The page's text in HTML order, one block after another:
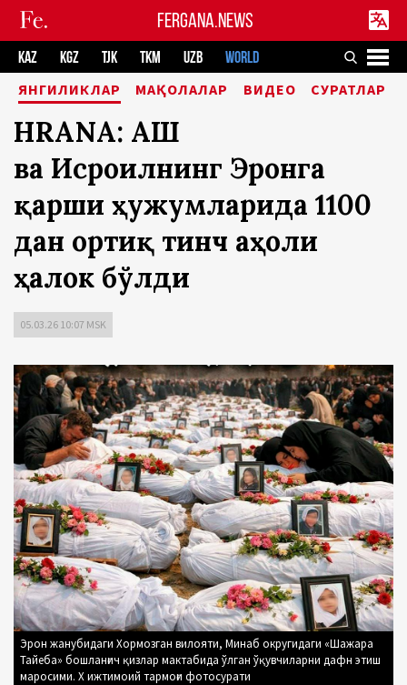
FERGANA.NEWS
KAZ KGZ TJK TKM UZB WORLD
ЯНГИЛИКЛАР МАҚОЛАЛАР ВИДЕО СУРАТЛАР
HRANA: АҚШ
ва Исроилнинг Эронга
қарши ҳужумларида 1100
дан ортиқ тинч аҳоли
ҳалок бўлди
05.03.26 10:07 MSK
Эрон жанубидаги Хормозган вилояти, Минаб округидаги «Шажара
Тайеба» бошланғич қизлар мактабида ўлган ўқувчиларни дафн этиш
маросими. Х ижтимоий тармоғи фотосурати